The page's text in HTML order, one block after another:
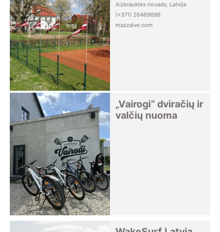
Aizkraukles novads, Latvija
(+371) 26469696
mazzalve.com
„Vairogi“ dviračių ir
valčių nuoma